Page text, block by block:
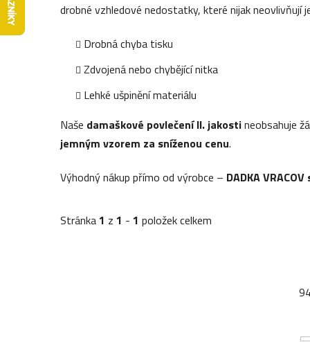
drobné vzhledové nedostatky, které nijak neovlivňují
Drobná chyba tisku
Zdvojená nebo chybějící nitka
Lehké ušpinění materiálu
Naše damaškové povlečení II. jakostineobsahuje
jemným vzorem za sníženou cenu.
Výhodný nákup přímo od výrobce – DADKA VRACOV
Stránka1 z1 -1 položek celkem